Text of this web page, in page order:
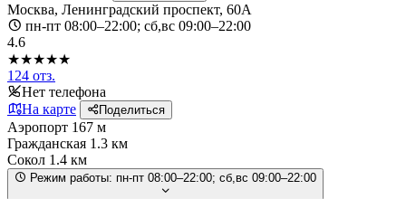
Москва, Ленинградский проспект, 60А
пн-пт 08:00–22:00; сб,вс 09:00–22:00
4.6
★★★★★
124 отз.
Нет телефона
На карте
Поделиться
Аэропорт 167 м
Гражданская 1.3 км
Сокол 1.4 км
Режим работы: пн-пт 08:00–22:00; сб,вс 09:00–22:00